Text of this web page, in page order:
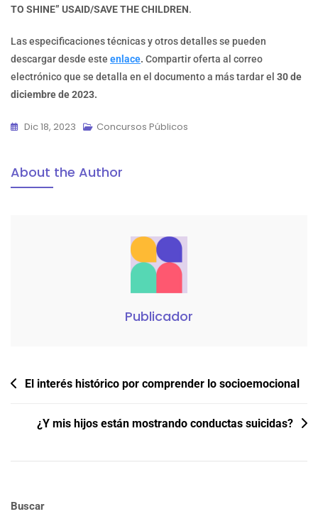
TO SHINE” USAID/SAVE THE CHILDREN.
Las especificaciones técnicas y otros detalles se pueden
descargar desde este enlace. Compartir oferta al correo
electrónico que se detalla en el documento a más tardar el 30 de
diciembre de 2023.
Dic 18, 2023 Concursos Públicos
About the Author
Publicador
Navegación
entradas
El interés histórico por comprender lo socioemocional
¿Y mis hijos están mostrando conductas suicidas?
Buscar